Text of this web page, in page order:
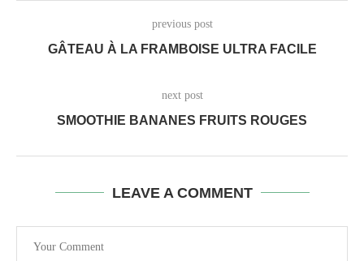
previous post
GÂTEAU À LA FRAMBOISE ULTRA FACILE
next post
SMOOTHIE BANANES FRUITS ROUGES
LEAVE A COMMENT